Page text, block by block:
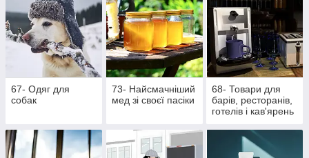
67- Одяг для
собак
73- Найсмачніший
мед зі своєї пасіки
68- Товари для
барів, ресторанів,
готелів і кав'ярень